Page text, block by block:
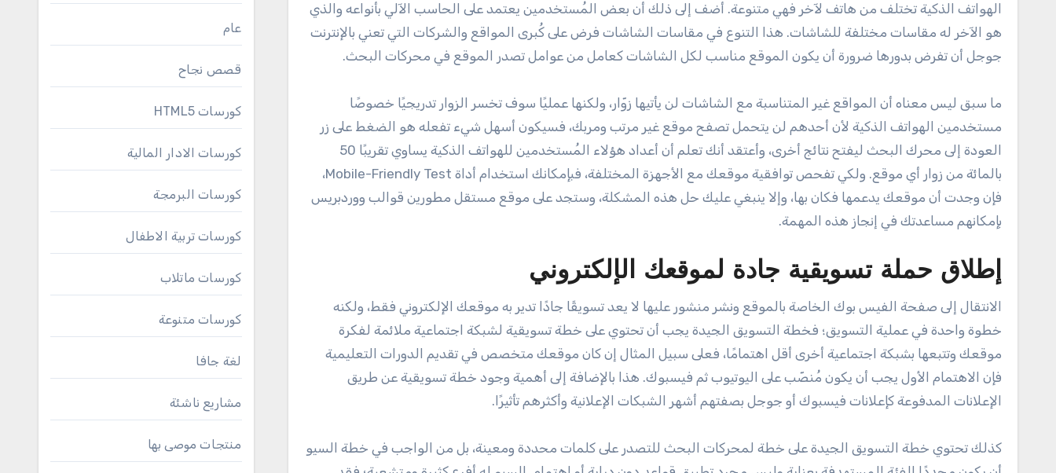
الهواتف الذكية تختلف من هاتف لآخر فهي متنوعة. أضف إلى ذلك أن بعض المُستخدمين يعتمد على الحاسب الآلي بأنواعه والذي
هو الآخر له مقاسات مختلفة للشاشات. هذا التنوع في مقاسات الشاشات فرض على كُبرى المواقع والشركات التي تعني بالإنترنت
جوجل أن تفرض بدورها ضرورة أن يكون الموقع مناسب لكل الشاشات كعامل من عوامل تصدر الموقع في محركات البحث.
ما سبق ليس معناه أن المواقع غير المتناسبة مع الشاشات لن يأتيها زوّار، ولكنها عمليًا سوف تخسر الزوار تدريجيًا خصوصًا
مستخدمين الهواتف الذكية لأن أحدهم لن يتحمل تصفح موقع غير مرتب ومربك، فسيكون أسهل شيء تفعله هو الضغط على زر
العودة إلى محرك البحث ليفتح نتائج أخرى، وأعتقد أنك تعلم أن أعداد هؤلاء المُستخدمين للهواتف الذكية يساوي تقريبًا 50
بالمائة من زوار أي موقع. ولكي تفحص توافقية موقعك مع الأجهزة المختلفة، فبإمكانك استخدام أداة Mobile-Friendly Test،
فإن وجدت أن موقعك يدعمها فكان بها، وإلا ينبغي عليك حل هذه المشكلة، وستجد على موقع مستقل مطورين قوالب ووردبريس
بإمكانهم مساعدتك في إنجاز هذه المهمة.
إطلاق حملة تسويقية جادة لموقعك الإلكتروني
الانتقال إلى صفحة الفيس بوك الخاصة بالموقع ونشر منشور عليها لا يعد تسويقًا جادًا تدير به موقعك الإلكتروني فقط، ولكنه
خطوة واحدة في عملية التسويق؛ فخطة التسويق الجيدة يجب أن تحتوي على خطة تسويقية لشبكة اجتماعية ملائمة لفكرة
موقعك وتتبعها بشبكة اجتماعية أخرى أقل اهتمامًا، فعلى سبيل المثال إن كان موقعك متخصص في تقديم الدورات التعليمية
فإن الاهتمام الأول يجب أن يكون مُنصّب على اليوتيوب ثم فيسبوك. هذا بالإضافة إلى أهمية وجود خطة تسويقية عن طريق
الإعلانات المدفوعة كإعلانات فيسبوك أو جوجل بصفتهم أشهر الشبكات الإعلانية وأكثرهم تأثيرًا.
كذلك تحتوي خطة التسويق الجيدة على خطة لمحركات البحث للتصدر على كلمات محددة ومعينة، بل من الواجب في خطة السيو
عام
قصص نجاح
كورسات HTML5
كورسات الادار المالية
كورسات البرمجة
كورسات تربية الاطفال
كورسات ماتلاب
كورسات متنوعة
لغة جافا
مشاريع ناشئة
منتجات موصى بها